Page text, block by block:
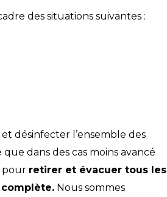
des situations suivantes :
désinfecter l’ensemble des
dans des cas moins avancé
pour retirer et évacuer tous les
Nous sommes